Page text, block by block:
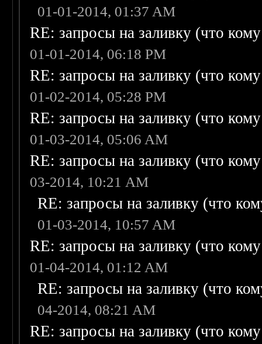
01-01-2014, 01:37 AM
RE: запросы на заливку (что
01-01-2014, 06:18 PM
RE: запросы на заливку (что
01-02-2014, 05:28 PM
RE: запросы на заливку (что
01-03-2014, 05:06 AM
RE: запросы на заливку (что
03-2014, 10:21 AM
RE: запросы на заливку (что
01-03-2014, 10:57 AM
RE: запросы на заливку (что
01-04-2014, 01:12 AM
RE: запросы на заливку (что
04-2014, 08:21 AM
RE: запросы на заливку (что